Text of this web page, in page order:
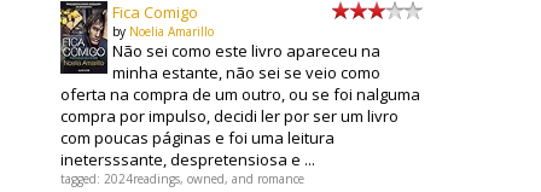
Fica Comigo
by Noelia Amarillo
Não sei como este livro apareceu na
minha estante, não sei se veio como
oferta na compra de um outro, ou se foi nalguma
compra por impulso, decidi ler por ser um livro
com poucas páginas e foi uma leitura
inetersssante, despretensiosa e ...
tagged: 2024readings, owned, and romance